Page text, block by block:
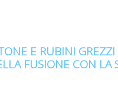
E RUBINI
FUSIONE CON LA